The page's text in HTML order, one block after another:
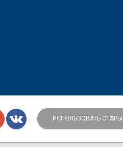
ИСПОЛЬЗОВАТЬ